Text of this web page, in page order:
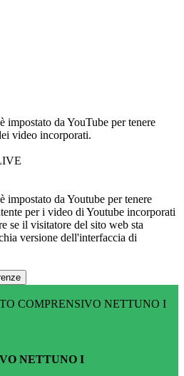
impostato da YouTube per tenere
video incorporati.
impostato da Youtube per tenere
per i video di Youtube incorporati
se il visitatore del sito web sta
versione dell'interfaccia di
COMPRENSIVO NETTUNO I
NETTUNO I